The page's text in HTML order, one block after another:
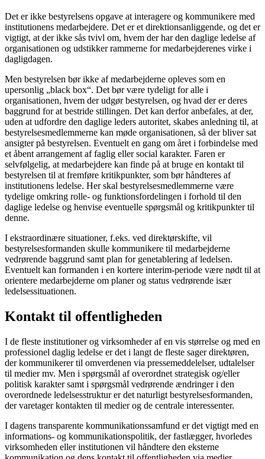
Det er ikke bestyrelsens opgave at interagere og kommunikere med
institutionens medar­bejdere. Det er et direktionsanliggende, og det er
vigtigt, at der ikke sås tvivl om, hvem der har den daglige ledelse af
organisationen og udstikker rammerne for medarbejderenes virke i
dagligdagen.
Men bestyrelsen bør ikke af medarbejderne opleves som en
upersonlig „black box“. Det bør være tydeligt for alle i
organisationen, hvem der udgør bestyrelsen, og hvad der er deres
baggrund for at bestride stillingen. Det kan derfor anbefales, at der,
uden at udfordre den daglige leders autoritet, skabes anledning til, at
bestyrelsesmedlemmerne kan møde organisationen, så der bliver sat
ansigter på bestyrelsen. Eventuelt en gang om året i forbindelse med
et åbent arrangement af faglig eller social karakter. Faren er
selvfølge­lig, at medarbejdere kan finde på at bruge en kontakt til
bestyrelsen til at fremføre kritik­punkter, som bør håndteres af
institutionens ledelse. Her skal bestyrelsesmedlemmerne være
tydelige omkring rolle- og funktionsfor­delingen i forhold til den
daglige ledelse og henvise eventuelle spørgsmål og kritikpunk­ter til
denne.
I ekstraordinære situationer, f.eks. ved direktørskifte, vil
bestyrelsesformanden skulle kommunikere til medarbejderne
vedrørende baggrund samt plan for genetab­lering af ledelsen.
Eventuelt kan formanden i en kortere interim-periode være nødt til at
orientere medarbejderne om planer og status vedrørende især
ledelsessituationen.
Kontakt til offentligheden
I de fleste institutioner og virksomheder af en vis størrelse og med en
professionel daglig ledelse er det i langt de fleste sager direktø­ren,
der kommunikerer til omverdenen via pressemeddelelser, udtalelser
til medier mv. Men i spørgsmål af overordnet strategisk og/eller
politisk karakter samt i spørgsmål vedrørende ændringer i den
overordnede ledelsesstruktur er det naturligt bestyrel­sesformanden,
der varetager kontakten til medier og de centrale interessenter.
I dagens transparente kommunikationssam­fund er det vigtigt med en
informations- og kommunikationspolitik, der fastlægger, hvorledes
virksomheden eller institutionen vil håndtere den eksterne